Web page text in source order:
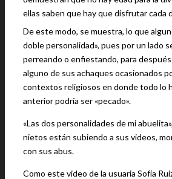
ellas saben que hay que disfrutar cada
De este modo, se muestra, lo que
doble personalidad», pues por un lado
perreando o enfiestando, para
alguno de sus achaques ocasionados
contextos religiosos en donde todo lo
anterior podría ser «pecado».
«Las dos personalidades de mi
nietos están subiendo a sus videos,
con sus abus.
Como este video de la usuaria Sofía